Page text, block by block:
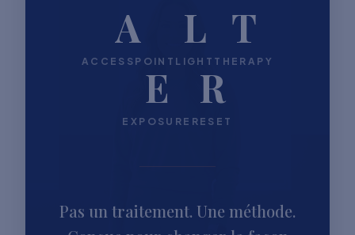
A
ACCESSPOINT
L
LIGHT
T
THERAPY
E
EXPOSURE
R
RESET
Pas un traitement. Une méthode.